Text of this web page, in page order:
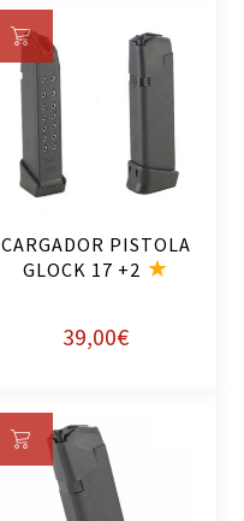
CARGADOR PISTOLA
GLOCK 17 +2
39,00€
Añ
ad
ir
al
ca
to
Añ